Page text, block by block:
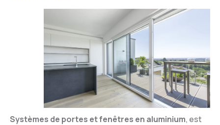
Systèmes de portes et fenêtres en aluminium, est